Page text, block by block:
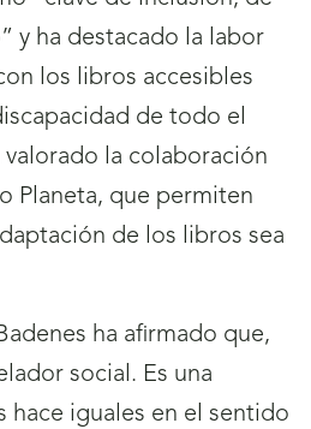
y ha destacado la labor
los libros accesibles
de todo el
la colaboración
Planeta, que permiten
de los libros sea
ha afirmado que,
social. Es una
hace iguales en el sentido